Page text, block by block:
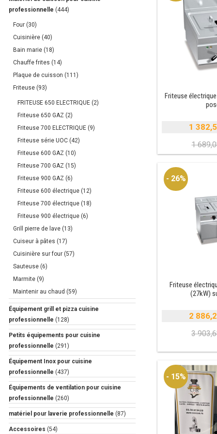
Friteuse
1
1
- 26%
Friteuse
(27kW)
3
3
2
- 15%
professionnelle (444)
Four (30)
Cuisinière (40)
Bain marie (18)
Chauffe frites (14)
Plaque de cuisson (111)
Friteuse (93)
FRITEUSE 650 ELECTRIQUE (2)
Friteuse 650 GAZ (2)
Friteuse 700 ELECTRIQUE (9)
Friteuse série UOC (42)
Friteuse 600 GAZ (10)
Friteuse 700 GAZ (15)
Friteuse 900 GAZ (6)
Friteuse 600 électrique (12)
Friteuse 700 électrique (18)
Friteuse 900 électrique (6)
Grill pierre de lave (13)
Cuiseur à pâtes (17)
Cuisinière sur four (57)
Sauteuse (6)
Marmite (9)
Maintenir au chaud (59)
Équipement grill et pizza cuisine
professionnelle (128)
Petits équipements pour cuisine
professionnelle (291)
Équipement Inox pour cuisine
professionnelle (437)
Équipements de ventilation pour cuisine
professionnelle (260)
matériel pour laverie professionnelle (87)
Accessoires (54)